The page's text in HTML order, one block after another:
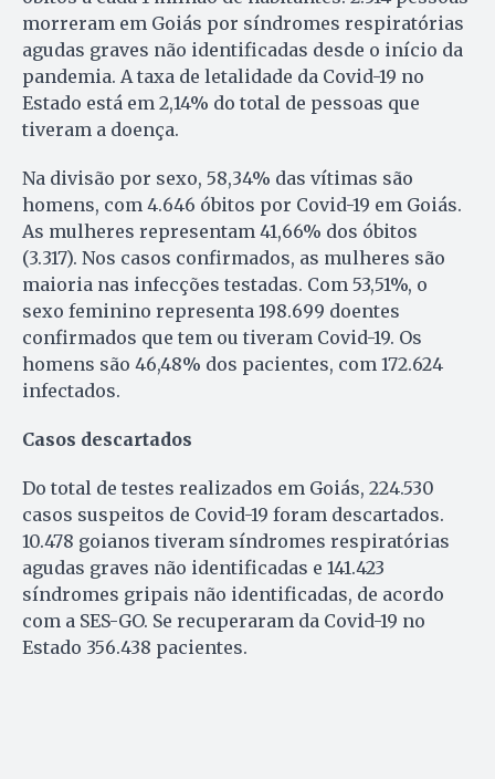
morreram em Goiás por síndromes respiratórias
agudas graves não identificadas desde o início da
pandemia. A taxa de letalidade da Covid-19 no
Estado está em 2,14% do total de pessoas que
tiveram a doença.
Na divisão por sexo, 58,34% das vítimas são
homens, com 4.646 óbitos por Covid-19 em Goiás.
As mulheres representam 41,66% dos óbitos
(3.317). Nos casos confirmados, as mulheres são
maioria nas infecções testadas. Com 53,51%, o
sexo feminino representa 198.699 doentes
confirmados que tem ou tiveram Covid-19. Os
homens são 46,48% dos pacientes, com 172.624
infectados.
Casos descartados
Do total de testes realizados em Goiás, 224.530
casos suspeitos de Covid-19 foram descartados.
10.478 goianos tiveram síndromes respiratórias
agudas graves não identificadas e 141.423
síndromes gripais não identificadas, de acordo
com a SES-GO. Se recuperaram da Covid-19 no
Estado 356.438 pacientes.